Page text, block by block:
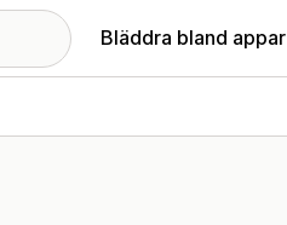
Bläddra bland appar